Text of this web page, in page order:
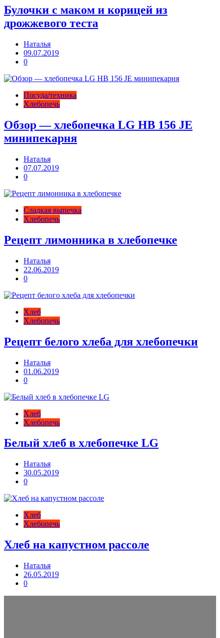
Булочки с маком и корицей из
дрожжевого теста
Наталья
09.07.2019
0
Посуда/техника
Хлебопечь
Обзор — хлебопечка LG HB 156 JE
минипекарня
Наталья
07.07.2019
0
Сладкая выпечка
Хлебопечь
Рецепт лимонника в хлебопечке
Наталья
22.06.2019
0
Хлеб
Хлебопечь
Рецепт белого хлеба для хлебопечки
Наталья
01.06.2019
0
Хлеб
Хлебопечь
Белый хлеб в хлебопечке LG
Наталья
30.05.2019
0
Хлеб
Хлебопечь
Хлеб на капустном рассоле
Наталья
26.05.2019
0